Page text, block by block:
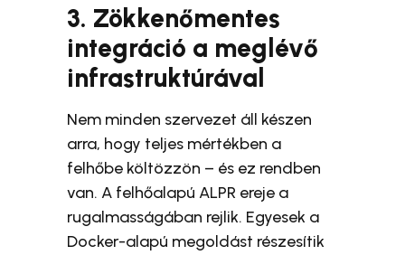
3. Zökkenőmentes
integráció a meglévő
infrastruktúrával
Nem minden szervezet áll készen
arra, hogy teljes mértékben a
felhőbe költözzön – és ez rendben
van. A felhőalapú ALPR ereje a
rugalmasságában rejlik. Egyesek a
Docker-alapú megoldást részesítik